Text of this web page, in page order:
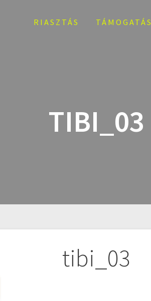
RIASZTÁS TÁMOGATÁS
TIBI_03
tibi_03